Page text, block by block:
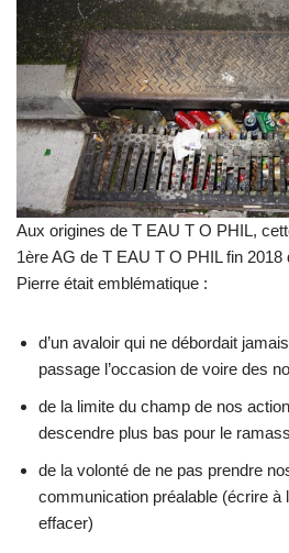
Aux origines de T EAU T O PHIL,
1ère AG de T EAU T O PHIL fin
Pierre était emblématique :
d’un avaloir qui ne débordait
passage l’occasion de voire des
de la limite du champ de nos
descendre plus bas pour le
de la volonté de ne pas prendre
communication préalable (écrire à
effacer)